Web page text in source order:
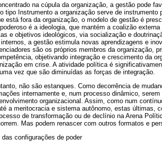
na cúpula da organização, a gestão pode
tipo Instrumento a organização serve de
está fora da organização, o modelo de gestão é
é a ideologia, que mantém a coalizão
e objetivos ideológicos, via socialização e
a gestão estimula novas aprendizagens e
são os próprios membros da organização,
objetivando integração e crescimento da
em crise. A atividade política é
vez que são diminuídas as forças de integração.
não são estanques. Como decorrência de
internamente e, num processo dinâmico,
organizacional. Assim, como num
a meritocracia e sistema autônomo, estas últimas,
de transformação ou de declínio na Arena
Mas podem renascer com outros formatos e
configurações de poder